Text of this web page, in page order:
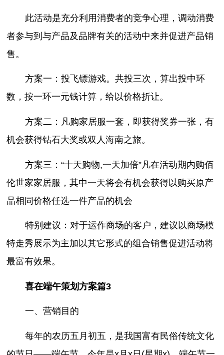
此活动是充分利用消费者的竞争心理，调动消费
者参与到与产品及品牌有关的活动中来并促进产品销
售。
方案一：投飞镖游戏。共投三次，算出投中环
数，按一环一元钱计算，给以价格折让。
方案二：凡购家居服一套，即获得奖券一张，有
机会获得钻石大奖或双人海南之旅。
方案三：“十天购物,一天加倍”凡在活动期内购佰
伦世家家居服，其中一天将会有机会获得以购买原产
品相同价格任选一件产品的机会
特别建议：对于运作商场的客户，建议以商场模
特走秀展示为主加以其它形式的组合销售促进活动将
最富有效果。
喜在端午策划方案篇3
一、营销目的
每年的农历五月初五，是我国富有民俗传统文化